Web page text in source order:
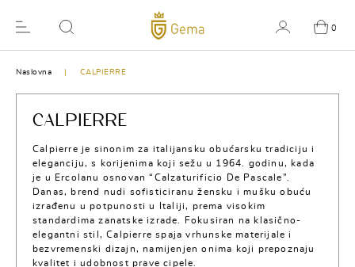
0
Naslovna CALPIERRE
CALPIERRE
Calpierre je sinonim za italijansku obućarsku tradiciju i
eleganciju, s korijenima koji sežu u 1964. godinu, kada
je u Ercolanu osnovan “Calzaturificio De Pascale”.
Danas, brend nudi sofisticiranu žensku i mušku obuću
izrađenu u potpunosti u Italiji, prema visokim
standardima zanatske izrade. Fokusiran na klasično-
elegantni stil, Calpierre spaja vrhunske materijale i
bezvremenski dizajn, namijenjen onima koji prepoznaju
kvalitet i udobnost prave cipele.